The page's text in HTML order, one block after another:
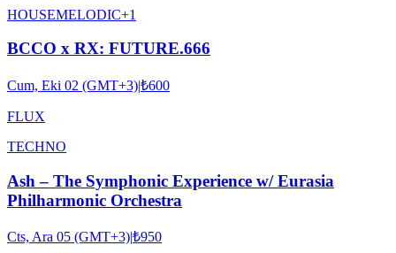
HOUSEMELODIC+1
BCCO x RX: FUTURE.666
Cum, Eki 02 (GMT+3)|₺600
FLUX
TECHNO
Ash – The Symphonic Experience w/ Eurasia
Philharmonic Orchestra
Cts, Ara 05 (GMT+3)|₺950